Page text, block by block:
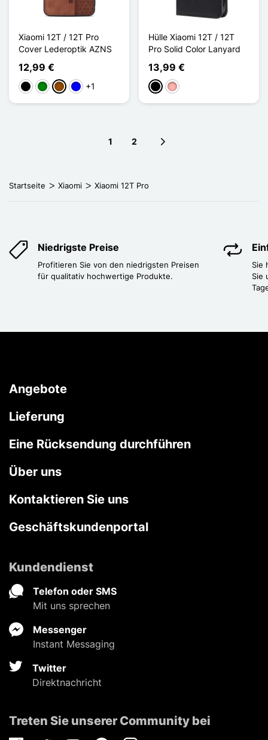
Xiaomi 12T / 12T Pro
Cover Lederoptik AZNS
12,99 €
Schwarz
GrünBraunBlau+1
Hülle Xiaomi 12T / 12T
Pro Solid Color Lanyard
13,99 €
SchwarzRoségold
1 2
Startseite Xiaomi Xiaomi 12T Pro
Niedrigste Preise
Profitieren Sie von den niedrigsten Preisen
für qualitativ hochwertige Produkte.
Sie
Sie
Angebote
Lieferung
Eine Rücksendung durchführen
Über uns
Kontaktieren Sie uns
Geschäftskundenportal
Kundendienst
Telefon oder SMS
Mit uns sprechen
Messenger
Instant Messaging
Twitter
Direktnachricht
Treten Sie unserer Community bei